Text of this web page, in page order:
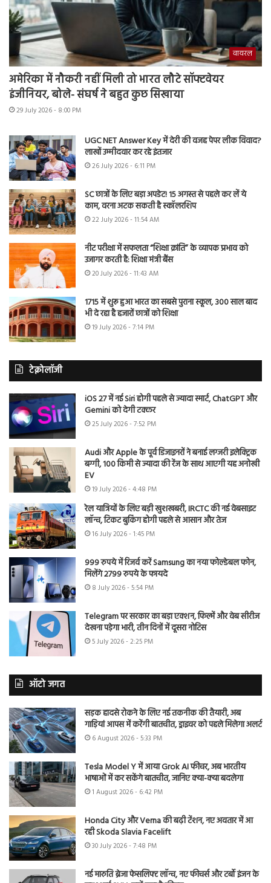
वायरल
अमेरिका में नौकरी नहीं मिली तो भारत लौटे सॉफ्टवेयर
इंजीनियर, बोले- संघर्ष ने बहुत कुछ सिखाया
29 July 2026 - 8:00 PM
UGC NET Answer Key में देरी की वजह पेपर लीक विवाद?
लाखों उम्मीदवार कर रहे इंतजार
26 July 2026 - 6:11 PM
SC छात्रों के लिए बड़ा अपडेट! 15 अगस्त से पहले कर लें ये
काम, वरना अटक सकती है स्कॉलरशिप
22 July 2026 - 11:54 AM
नीट परीक्षा में सफलता “शिक्षा क्रांति” के व्यापक प्रभाव को
उजागर करती है: शिक्षा मंत्री बैंस
20 July 2026 - 11:43 AM
1715 में शुरू हुआ भारत का सबसे पुराना स्कूल, 300 साल बाद
भी दे रहा है हजारों छात्रों को शिक्षा
19 July 2026 - 7:14 PM
टेक्नोलॉजी
iOS 27 में नई Siri होगी पहले से ज्यादा स्मार्ट, ChatGPT और
Gemini को देगी टक्कर
25 July 2026 - 7:52 PM
Audi और Apple के पूर्व डिजाइनरों ने बनाई लग्जरी इलेक्ट्रिक
बग्गी, 100 किमी से ज्यादा की रेंज के साथ आएगी यह अनोखी
EV
19 July 2026 - 4:48 PM
रेल यात्रियों के लिए बड़ी खुशखबरी, IRCTC की नई वेबसाइट
लॉन्च, टिकट बुकिंग होगी पहले से आसान और तेज
16 July 2026 - 1:45 PM
999 रुपये में रिजर्व करें Samsung का नया फोल्डेबल फोन,
मिलेंगे 2799 रुपये के फायदे
8 July 2026 - 5:54 PM
Telegram पर सरकार का बड़ा एक्शन, फिल्में और वेब सीरीज
देखना पड़ेगा भारी, तीन दिनों में दूसरा नोटिस
5 July 2026 - 2:25 PM
ऑटो जगत
सड़क हादसे रोकने के लिए नई तकनीक की तैयारी, अब
गाड़ियां आपस में करेंगी बातचीत, ड्राइवर को पहले मिलेगा अलर्ट
6 August 2026 - 5:33 PM
Tesla Model Y में आया Grok AI फीचर, अब भारतीय
भाषाओं में कर सकेंगे बातचीत, जानिए क्या-क्या बदलेगा
1 August 2026 - 6:42 PM
Honda City और Verna की बढ़ी टेंशन, नए अवतार में आ
रही Skoda Slavia Facelift
30 July 2026 - 7:48 PM
नई मारुति ब्रेजा फेसलिफ्ट लॉन्च, नए फीचर्स और टर्बो इंजन के